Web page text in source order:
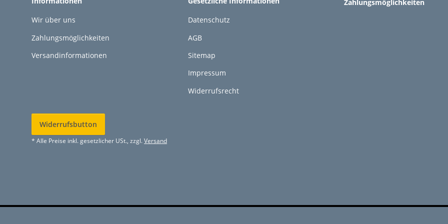
Wir über uns
Zahlungsmöglichkeiten
Versandinformationen
Datenschutz
AGB
Sitemap
Impressum
Widerrufsrecht
Zahlungsmöglichkeiten
Widerrufsbutton
* Alle Preise inkl. gesetzlicher USt., zzgl.Versand